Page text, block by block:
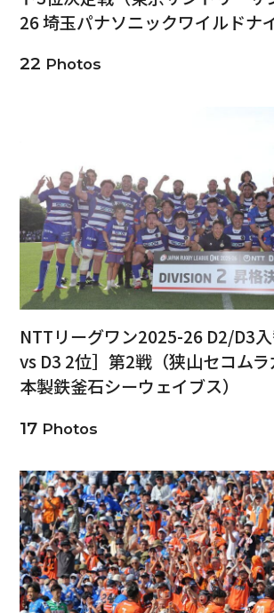
26 埼玉パナソニックワイルドナ
22 Photos
NTTリーグワン2025-26 D2/D3
vs D3 2位］第2戦（狭山セコム
本製鉄釜石シーウェイブス）
17Photos